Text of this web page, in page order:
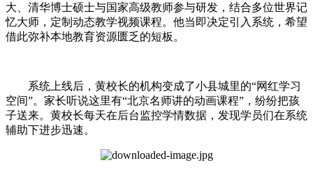
大、清华博士硕士与国家高级教师参与研发，结合多位世界记
忆大师，定制动态教学视频课程。他当即决定引入系统，希望
借此弥补本地教育资源匮乏的短板。
系统上线后，黄校长的机构变成了小县城里的“网红学习
空间”。家长听说这里有“北京名师讲的动画课程”，纷纷把孩
子送来。黄校长每天在后台监控学情数据，发现学员们在系统
辅助下进步迅速。